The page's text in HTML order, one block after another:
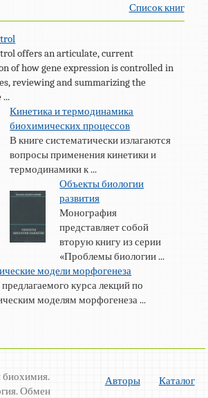
Список книг
offers an articulate, current
of how gene expression is controlled in
reviewing and summarizing the
...
Кинетика и термодинамика
биохимических процессов
В книге систематически излагаются
вопросы применения кинетики и
термодинамики к ...
Объекты биологии
развития
Монография
представляет собой
вторую книгу из серии
«Проблемы биологии ...
модели морфогенеза
курса лекций по
моделям морфогенеза ...
биохимия.
Обмен
Авторы Каталог